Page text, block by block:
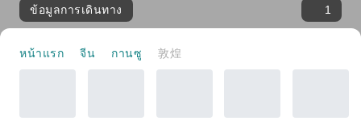
ข้อมูลการเดินทาง 1
หน้าแรก จีน กานซู 敦煌